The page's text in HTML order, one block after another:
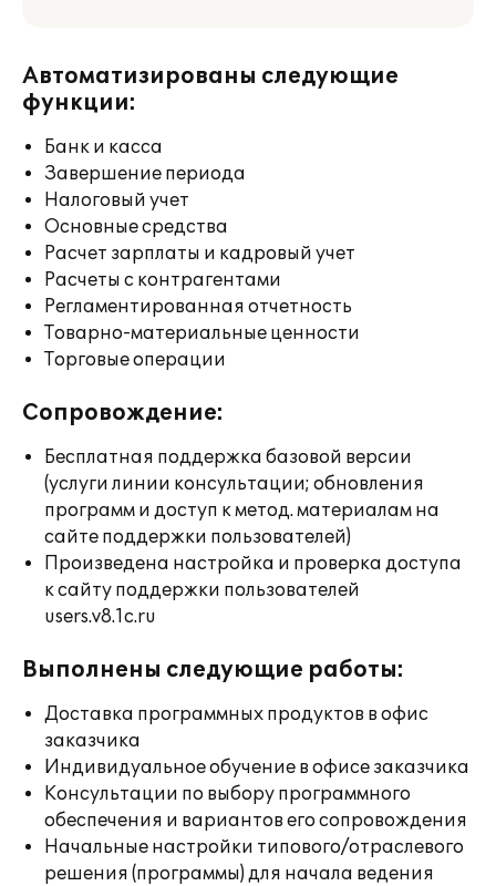
Автоматизированы следующие
функции:
Банк и касса
Завершение периода
Налоговый учет
Основные средства
Расчет зарплаты и кадровый учет
Расчеты с контрагентами
Регламентированная отчетность
Товарно-материальные ценности
Торговые операции
Сопровождение:
Бесплатная поддержка базовой версии
(услуги линии консультации; обновления
программ и доступ к метод. материалам на
сайте поддержки пользователей)
Произведена настройка и проверка доступа
к сайту поддержки пользователей
users.v8.1c.ru
Выполнены следующие работы:
Доставка программных продуктов в офис
заказчика
Индивидуальное обучение в офисе заказчика
Консультации по выбору программного
обеспечения и вариантов его сопровождения
Начальные настройки типового/отраслевого
решения (программы) для начала ведения